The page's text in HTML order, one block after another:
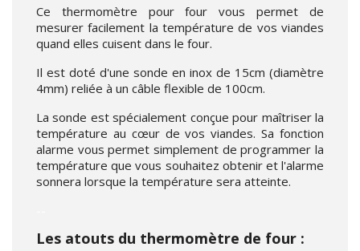
Ce thermomètre pour four vous permet de
mesurer facilement la température de vos viandes
quand elles cuisent dans le four.
Il est doté d'une sonde en inox de 15cm (diamètre
4mm) reliée à un câble flexible de 100cm.
La sonde est spécialement conçue pour maîtriser la
température au cœur de vos viandes. Sa fonction
alarme vous permet simplement de programmer la
température que vous souhaitez obtenir et l'alarme
sonnera lorsque la température sera atteinte.
Les atouts du thermomètre de four :